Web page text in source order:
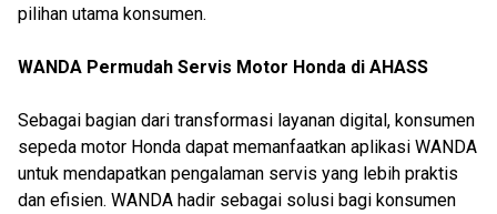
pilihan utama konsumen.
WANDA Permudah Servis Motor Honda di AHASS
Sebagai bagian dari transformasi layanan digital, konsumen
sepeda motor Honda dapat memanfaatkan aplikasi WANDA
untuk mendapatkan pengalaman servis yang lebih praktis
dan efisien. WANDA hadir sebagai solusi bagi konsumen